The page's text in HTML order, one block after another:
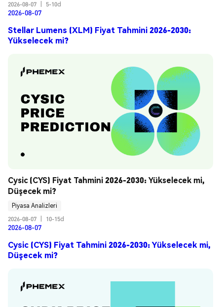
2026-08-07
5-10d
2026-08-07
Stellar Lumens (XLM) Fiyat Tahmini 2026-2030:
Yükselecek mi?
Cysic (CYS) Fiyat Tahmini 2026-2030: Yükselecek mi,
Düşecek mi?
Piyasa Analizleri
2026-08-07
10-15d
2026-08-07
Cysic (CYS) Fiyat Tahmini 2026-2030: Yükselecek mi,
Düşecek mi?